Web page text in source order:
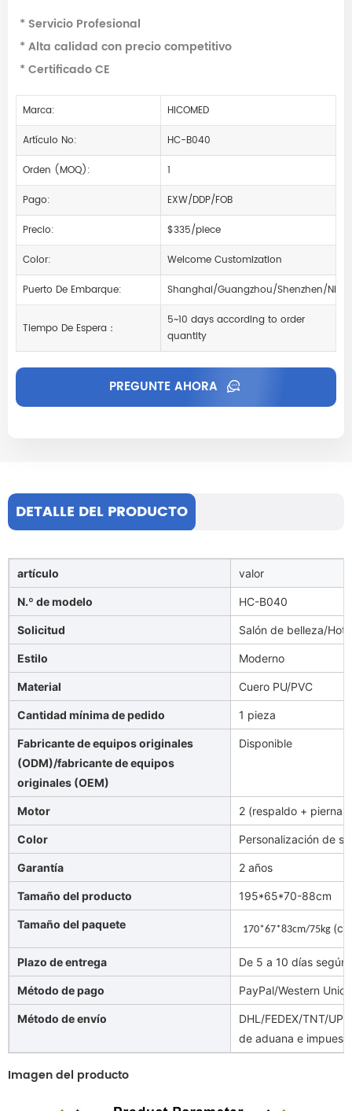
* Servicio Profesional
* Alta calidad con precio competitivo
* Certificado CE
Marca:
HICOMED
Artículo No:
HC-B040
Orden (MOQ):
1
Pago:
EXW/DDP/FOB
Precio:
$335/piece
Color:
Welcome Customization
Puerto De Embarque:
Shanghai/Guangzhou/Shenzhen/
Tiempo De Espera：
5~10 days according to order
quantity
PREGUNTE AHORA
DETALLE DEL PRODUCTO
artículo valor
N.º de modelo HC-B040
Solicitud Salón de belleza/
Estilo Moderno
Material Cuero PU/PVC
Cantidad mínima de pedido 1 pieza
Fabricante de equipos originales
(ODM)/fabricante de equipos
originales (OEM)
Disponible
Motor 2 (respaldo +
Color Personalización de
Garantía 2 años
Tamaño del producto 195*65*70-88cm
Tamaño del paquete 170*67*83cm/75kg
Plazo de entrega De 5 a 10 días
Método de pago PayPal/Western
Método de envío
DHL/FEDEX/TNT/
de aduana e
Imagen del producto